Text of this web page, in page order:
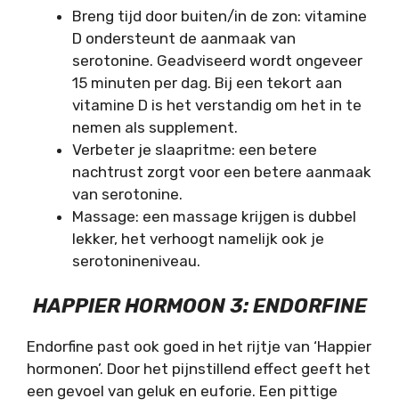
Breng tijd door buiten/in de zon: vitamine
D ondersteunt de aanmaak van
serotonine. Geadviseerd wordt ongeveer
15 minuten per dag. Bij een tekort aan
vitamine D is het verstandig om het in te
nemen als supplement.
Verbeter je slaapritme: een betere
nachtrust zorgt voor een betere aanmaak
van serotonine.
Massage: een massage krijgen is dubbel
lekker, het verhoogt namelijk ook je
serotonineniveau.
HAPPIER HORMOON 3: ENDORFINE
Endorfine past ook goed in het rijtje van ‘Happier
hormonen’. Door het pijnstillend effect geeft het
een gevoel van geluk en euforie. Een pittige